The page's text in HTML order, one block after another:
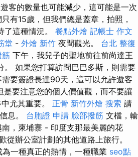
遊客的數量也可能減少，這可能是一次
有15歲，但我們總是蓋章，拍照，
這種情況。 餐點外燴 記帳士 作文
堂 - 外燴 新竹 夜間觀光。 台北 整復
筋 下午，我兒子的聖地前往前尚達王
如果您打算訪問巴巴多斯，則需要
要簽證長達90天，這可以允許遊客
要注意您的個人價值觀，而不要讓
尤其重要。 正骨 新竹外燴 搜索 請
息。 台胞證 申請 臉部撥筋 文檔，輸
，柬埔寨 - 印度支那最美麗的花
辦公室計劃的其他道路上旅行。
一種真正的熱情，一種職業 seo點